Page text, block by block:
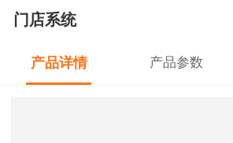
门店系统
产品详情 产品参数